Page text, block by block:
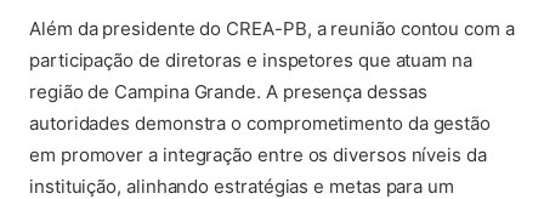
Além da presidente do CREA-PB, a reunião contou com a
participação de diretoras e inspetores que atuam na
região de Campina Grande. A presença dessas
autoridades demonstra o comprometimento da gestão
em promover a integração entre os diversos níveis da
instituição, alinhando estratégias e metas para um